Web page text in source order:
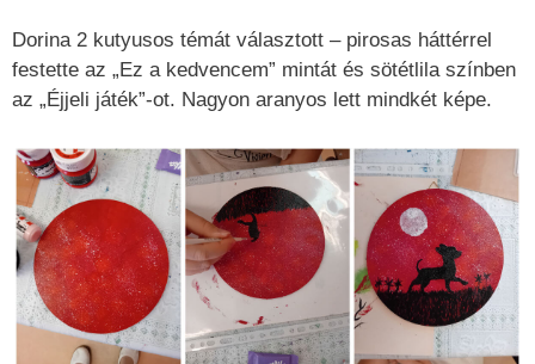
Dorina 2 kutyusos témát választott – pirosas háttérrel
festette az „Ez a kedvencem” mintát és sötétlila színben
az „Éjjeli játék”-ot. Nagyon aranyos lett mindkét képe.